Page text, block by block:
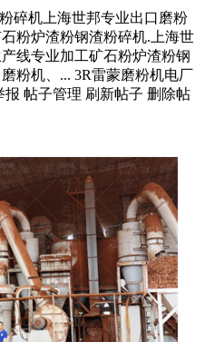
碎机上海世邦专业出口磨粉
粉炉渣粉钢渣粉碎机.上海世
线专业加工矿石粉炉渣粉钢
粉机、... 3R雷蒙磨粉机电厂
报 帖子管理 刷新帖子 删除帖